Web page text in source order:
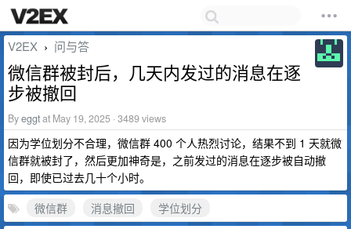
V2EX › 问与答
微信群被封后，几天内发过的消息在逐
步被撤回
Byeggtat May 19, 2025 · 3489 views
因为学位划分不合理，微信群 400 个人热烈讨论，结果不到 1 天就微
信群就被封了，然后更加神奇是，之前发过的消息在逐步被自动撤
回，即使已过去几十个小时。
微信群
消息撤回
学位划分